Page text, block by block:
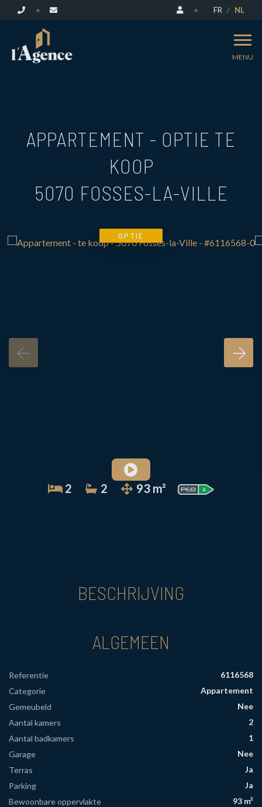
FR NL
MENU
APPARTEMENT - OPTIE TE
KOOP
5070 FOSSES-LA-VILLE
OPTIE
2 2 93 m²
BESCHRIJVING
ALGEMEEN
Referentie
6116568
Categorie
Appartement
Gemeubeld
Nee
Aantal kamers
2
Aantal badkamers
1
Garage
Nee
Terras
Ja
Parking
Ja
Bewoonbare oppervlakte
93 m²